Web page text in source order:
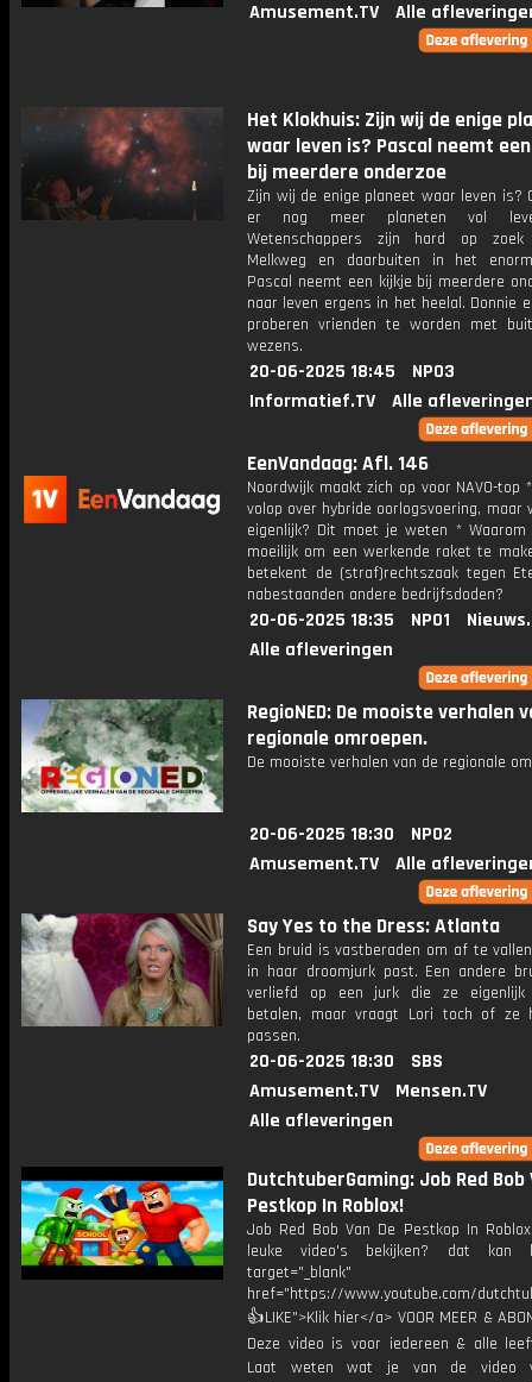
Amusement.TV Alle
Het Klokhuis: Zijn wij de enige
waar leven is? Pascal neemt
bij meerdere onderzoe
Zijn wij de enige planeet waar leven is?
er nog meer planeten vol
Wetenschappers zijn hard op
Melkweg en daarbuiten in het
Pascal neemt een kijkje bij meerdere
naar leven ergens in het heelal. Donnie
proberen vrienden te worden met
wezens.
20-06-2025 18:45
NPO3
Informatief.TV
Alle
EenVandaag: Afl. 146
Noordwijk maakt zich op voor NAVO-top
volop over hybride oorlogsvoering, maar
eigenlijk? Dit moet je weten *
moeilijk om een werkende raket te
betekent de (straf)rechtszaak tegen
nabestaanden andere bedrijfsdoden?
20-06-2025 18:35 NPO1
Alle afleveringen
RegioNED: De mooiste verhalen
regionale omroepen.
De mooiste verhalen van de regionale
20-06-2025 18:30
NPO2
Amusement.TV
Alle
Say Yes to the Dress: Atlanta
Een bruid is vastberaden om af te
in haar droomjurk past. Een andere
verliefd op een jurk die ze
betalen, maar vraagt Lori toch of ze
passen.
20-06-2025 18:30
SBS
Amusement.TV
Mensen.TV
Alle afleveringen
DutchtuberGaming: Job Red Bob
Pestkop In Roblox!
Job Red Bob Van De Pestkop In
leuke video's bekijken? dat kan
target="_blank"
href="https://www.youtube.com/
👍LIKE">Klik hier</a> VOOR MEER &
Deze video is voor iedereen & alle
Laat weten wat je van de video